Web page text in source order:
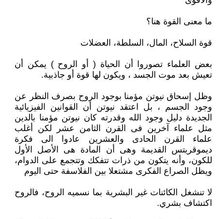
ما معنى القوة هنا؟
قوة السلاح، المال، السلطة، العضلات
بعض العلماء تصوروا أن الحياة ( أو الروح ) يمكن أن
تعيش بعد موت الجسد ، ويكون لها قوة أو جاذبية.
وظل إسحاق نيوتن مؤمنا بوجود الروح بصرف النظر عن
وجود الجسم ، بل اعتقد نيوتن أن القوانين الفيزيائية
الجديدة دليل وجود الله وقدرته كان نيوتن مؤمنا بالدين
مثل علماء آخرين فى القرن الثامن عشر لكن أغلب
علماء القرن الحادى والعشرين عادوا الى فكرة
ديموقريتس القديمة وهى أن المادة هى الأصل الأول
للكون، وأنه يتكون من ذرات تتفكك وتتجمع على الدوام،
ويظل الصراع الفكرى مشتعلا بين الفلاسفة حتى اليوم
لا تنشغل الكائنات غير البشرية بما نسميه الروح، فالروح
اكتشاف بشري.